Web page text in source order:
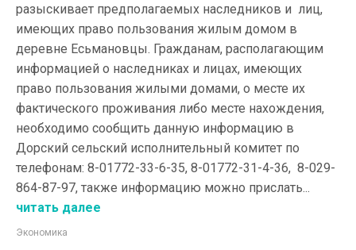
разыскивает предполагаемых наследников и лиц,
имеющих право пользования жилым домом в
деревне Есьмановцы. Гражданам, располагающим
информацией о наследниках и лицах, имеющих
право пользования жилыми домами, о месте их
фактического проживания либо месте нахождения,
необходимо сообщить данную информацию в
Дорский сельский исполнительный комитет по
телефонам: 8-01772-33-6-35, 8-01772-31-4-36, 8-029-
864-87-97, также информацию можно прислать...
читать далее
Экономика